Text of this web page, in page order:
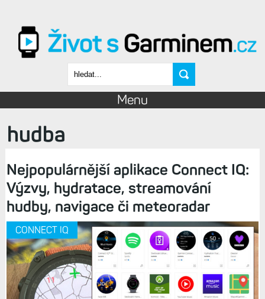
Vyhledávání
Menu
hudba
Nejpopulárnější aplikace Connect IQ:
Výzvy, hydratace, streamování
hudby, navigace či meteoradar
CONNECT IQ